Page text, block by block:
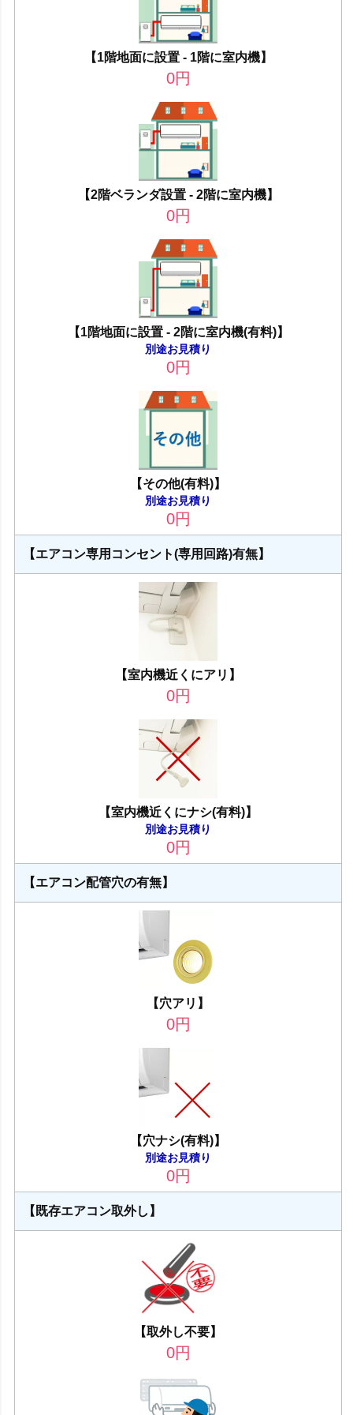
【1階地面に設置 - 1階に室内機】
0円
【2階ベランダ設置 - 2階に室内機】
0円
【1階地面に設置 - 2階に室内機(有料)】
別途お見積り
0円
【その他(有料)】
別途お見積り
0円
【エアコン専用コンセント(専用回路)有無】
【室内機近くにアリ】
0円
【室内機近くにナシ(有料)】
別途お見積り
0円
【エアコン配管穴の有無】
【穴アリ】
0円
【穴ナシ(有料)】
別途お見積り
0円
【既存エアコン取外し】
【取外し不要】
0円